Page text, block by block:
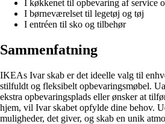
I køkkenet til opbevaring af service
I børneværelset til legetøj og tøj
I entréen til sko og tilbehør
Sammenfatning
IKEAs Ivar skab er det ideelle valg til
stilfuldt og fleksibelt opbevaringsmøbel.
ekstra opbevaringsplads eller ønsker at
hjem, vil Ivar skabet opfylde dine behov.
muligheder, det giver, og skab en unik